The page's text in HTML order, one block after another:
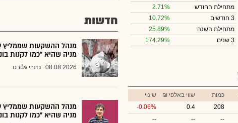
מתחילת החודש
2.71%
3 חודשים
10.72%
מתחילת השנה
25.89%
3 שנים
174.29%
כמות ₪ שווי באלפי
שינוי
208
0.4
-0.06%
--
--
--
חדשות
מנהל ההשקעות שממליץ
מניה שהיא "כמו לקנות
08.08.2026 כתבי גלובס
מנהל ההשקעות שממליץ
מניה שהיא "כמו לקנות